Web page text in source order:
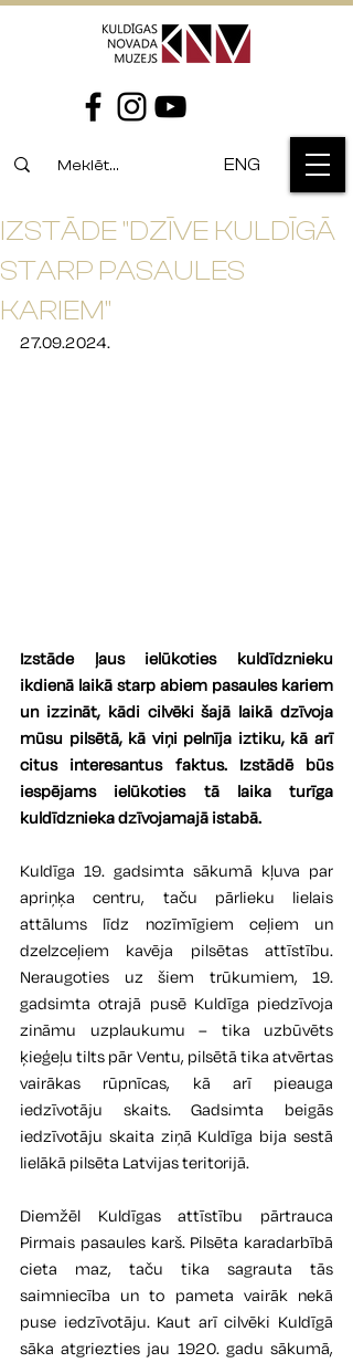
ENG
IZSTĀDE "DZĪVE KULDĪGĀ
STARP PASAULES
KARIEM"
27.09.2024.
Izstāde ļaus ielūkoties kuldīdznieku
ikdienā laikā starp abiem pasaules kariem
un izzināt, kādi cilvēki šajā laikā dzīvoja
mūsu pilsētā, kā viņi pelnīja iztiku, kā arī
citus interesantus faktus. Izstādē būs
iespējams ielūkoties tā laika turīga
kuldīdznieka dzīvojamajā istabā.
Kuldīga 19. gadsimta sākumā kļuva par
apriņķa centru, taču pārlieku lielais
attālums līdz nozīmīgiem ceļiem un
dzelzceļiem kavēja pilsētas attīstību.
Neraugoties uz šiem trūkumiem, 19.
gadsimta otrajā pusē Kuldīga piedzīvoja
zināmu uzplaukumu – tika uzbūvēts
ķieģeļu tilts pār Ventu, pilsētā tika atvērtas
vairākas rūpnīcas, kā arī pieauga
iedzīvotāju skaits. Gadsimta beigās
iedzīvotāju skaita ziņā Kuldīga bija sestā
lielākā pilsēta Latvijas teritorijā.
Diemžēl Kuldīgas attīstību pārtrauca
Pirmais pasaules karš. Pilsēta karadarbībā
cieta maz, taču tika sagrauta tās
saimniecība un to pameta vairāk nekā
puse iedzīvotāju. Kaut arī cilvēki Kuldīgā
sāka atgriezties jau 1920. gadu sākumā,